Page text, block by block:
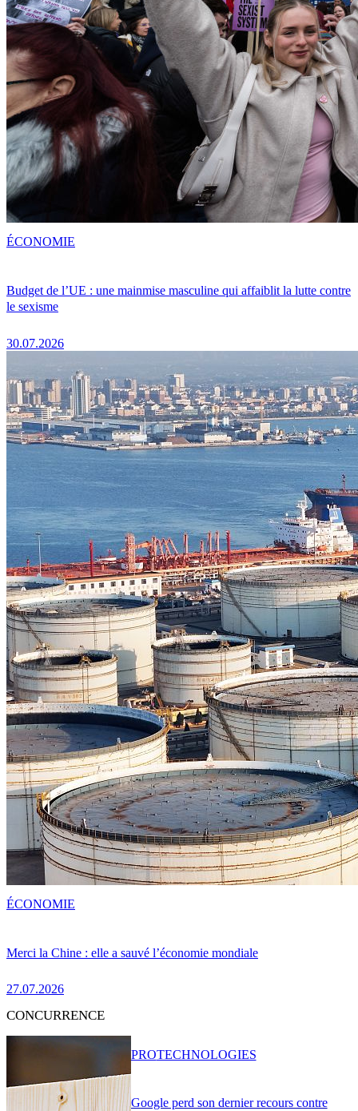
Budget de l’UE : une mainmise masculine qui affaiblit la lutte contre
le sexisme
30.07.2026
ÉCONOMIE
Merci la Chine : elle a sauvé l’économie mondiale
27.07.2026
ÉCONOMIE
CONCURRENCE
Google perd son dernier recours contre
PROTECHNOLOGIES